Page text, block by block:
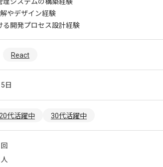
やデザイン経験
る開発プロセス設計経験
React
日
20代活躍中 30代活躍中